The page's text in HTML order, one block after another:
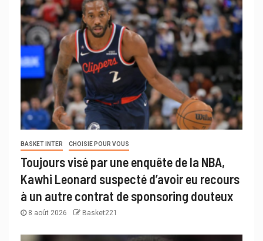
BASKET INTER CHOISIE POUR VOUS
Toujours visé par une enquête de la NBA,
Kawhi Leonard suspecté d’avoir eu recours
à un autre contrat de sponsoring douteux
8 août 2026 Basket221